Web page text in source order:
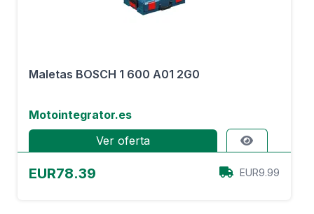
Maletas BOSCH 1 600 A01 2G0
Motointegrator.es
Ver oferta
EUR78.39 EUR9.99